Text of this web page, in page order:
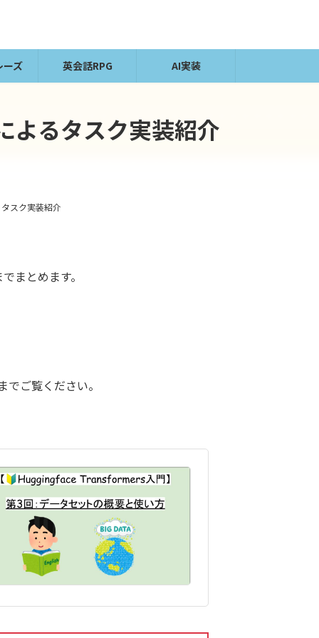
ーズ 英会話RPG AI実装
るタスク実装紹介
スク実装紹介
まとめます。
ご覧ください。